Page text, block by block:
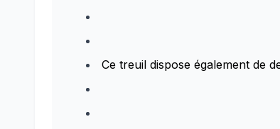
Ce treuil dispose également de